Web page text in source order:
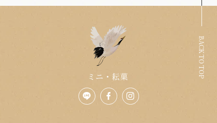
BACK TO TOP